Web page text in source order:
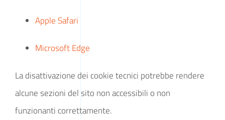
Apple Safari
Microsoft Edge
La disattivazione dei cookie tecnici potrebbe rendere
alcune sezioni del sito non accessibili o non
funzionanti correttamente.